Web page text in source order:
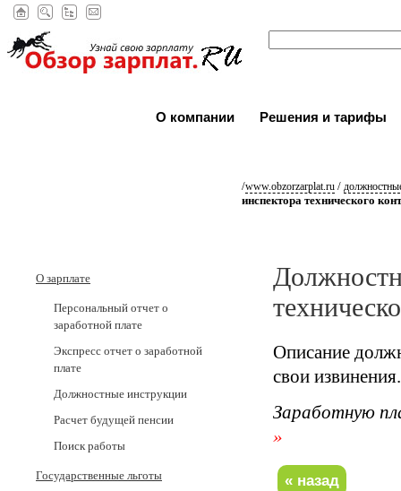
О компании Решения и тарифы
/www.obzorzarplat.ru /
инспектора технического
О зарплате
Персональный отчет о
заработной плате
Экспресс отчет о заработной
плате
Должностные инструкции
Расчет будущей пенсии
Поиск работы
Государственные льготы
Описание
свои извинения.
Заработную
»